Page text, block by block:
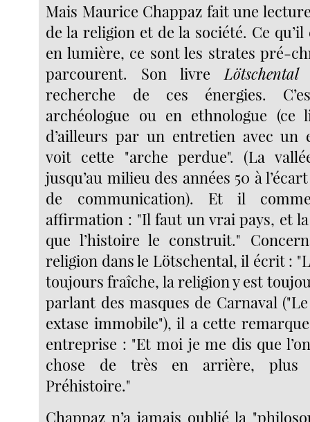
Mais Maurice Chappaz fait une
de la religion et de la société. Ce
en lumière, ce sont les strates pré-
parcourent. Son livreLötschental
recherche de ces énergies.
archéologue ou en ethnologue (ce
d’ailleurs par un entretien avec un
voit cette "arche perdue". (La
jusqu’au milieu des années 50 à
de communication). Et il
affirmation : "Il faut un vrai pays, et
que l’histoire le construit."
religion dans le Lötschental, il écrit :
toujours fraîche, la religion y est
parlant des masques de Carnaval
extase immobile"), il a cette
entreprise : "Et moi je me dis que
chose de très en arrière, plus
Préhistoire."
Chappaz n’a jamais oublié la